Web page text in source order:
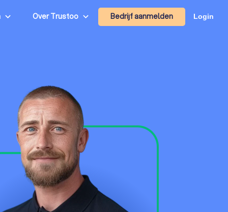
Over Trustoo Bedrijf aanmelden Login